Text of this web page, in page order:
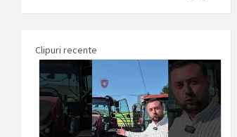
Clipuri recente